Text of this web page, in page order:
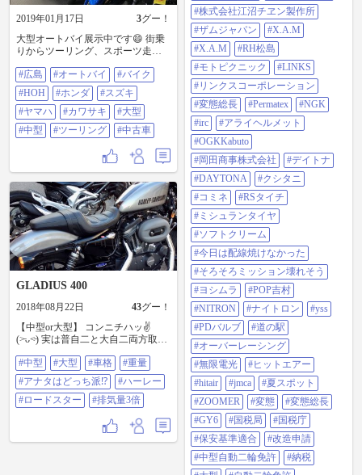
#株式会社江沼チヱン製作所
#ザムジャパン
#X.A.M
#X.A.M
#RH松島
#モトピクニック
#LINKS
#リンクスコーポレーション
#変態総長
#Permatex
#NGK
#irc
#アライヘルメット
#OGKKabuto
#岡田商事株式会社
#デイトナ
#DAYTONA
#クシタニ
#コミネ
#RSタイチ
#ミシュランタイヤ
#ソフトクリーム
#今日は配線焼けなかった
#そろそろミッション壊れそう
#ヨシムラ
#POP吉村
#NITRON
#ナイトロン
#yss
#PDバルブ
#道の駅
#オーバーレーシング
#無限電光
#ヒットエアー
#hitair
#jmca
#夏スポット
#ZOOMER
#変態
#変態総長
#GY6
#国税局
#国税庁
#保安基準適合
#改造申請
#中型自動二輪免許
#納税
2019年01月17日 3グー！
大型オートバイ展示中です😄 街乗
りからツーリング、スポーツ走行
を通る際はお立ち寄りください😌 #
広島#オートバイ#バイク #HOH#ホ
ンダ#スズキ#ヤマハ#カワサキ #大
型#中型#ツーリング#中古車
#広島 #オートバイ
#バイク
#HOH
#ホンダ
#スズキ
#ヤマハ
#カワサキ
#大型
#中型
#ツーリング #中古車
GLADIUS 400
2018年08月22日 43グー！
【中型or大型】 コンニチハッ✌️
(˃̵ᴗ˂̵) 実は普自二と大自二両方取得
てはプチエピソードがある為また
後日語ります(笑) やはり、実際並べ
てみると圧倒的な違いですね💦 ホ
イールから何から迫力があります
と断然欲しくなるけど、重い😵で
#中型 #大型 #車格
#重量
#アナタはどっち派⁉︎
#ハーレー
#ロードスター
#排気量3倍